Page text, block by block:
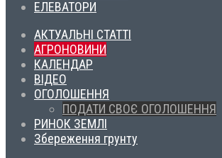
ЕЛЕВАТОРИ
АКТУАЛЬНІ СТАТТІ
АГРОНОВИНИ
КАЛЕНДАР
ВІДЕО
ОГОЛОШЕННЯ
ПОДАТИ СВОЄ ОГОЛОШЕННЯ
РИНОК ЗЕМЛІ
Збереження грунту